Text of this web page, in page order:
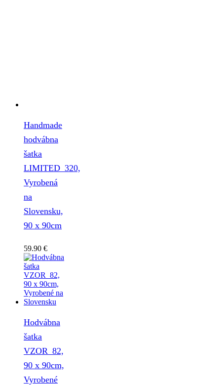
Handmade
hodvábna
šatka
LIMITED_320,
Vyrobená
na
Slovensku,
90 x 90cm
59.90 €
Hodvábna
šatka
VZOR_82,
90 x 90cm,
Vyrobené